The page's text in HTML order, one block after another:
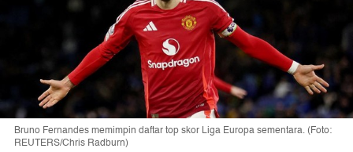
Bruno Fernandes memimpin daftar top skor Liga Europa sementara. (Foto:
REUTERS/Chris Radburn)